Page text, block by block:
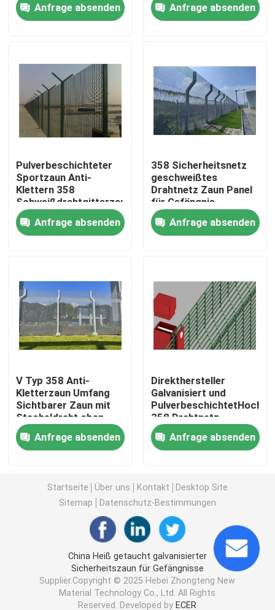
Produkte
VR-Show
Über uns
Fabrik-Ausflug
Qualitätskontrolle
Nachrichten
Fechten der geschweißten Masche
Doppeldrahtgeschweißter Zaun
Vorübergehender Sicherheitszaun
Antizaun des aufstiegs-358
Röhrenstahlzaun
Flughafensicherheits-Fechten
Metallkettengliedzaun
Anfrage absenden
Anfrage absenden
Pulverbeschichteter
Sportzaun Anti-
Klettern 358
Schweißdrahtgitterzaun
für Flughafen
Anfrage absenden
358 Sicherheitsnetz
geschweißtes
Drahtnetz Zaun Panel
für Gefängnis
Anfrage absenden
V Typ 358 Anti-
Kletterzaun Umfang
Sichtbarer Zaun mit
Stacheldraht oben
Anfrage absenden
Direkthersteller
Galvanisiert und
358 Drahtnetz
Zaun,2M Hoch V-
Strahl Gefängnisnetz
Anfrage absenden
Startseite Über uns Kontakt
Desktop Site
Sitemap
Datenschutz-Bestimmungen
China Heiß getaucht galvanisierter
Sicherheitszaun für Gefängnisse
Supplier.Copyright © 2025 Hebei Zhongteng New
Material Technology Co., Ltd. All Rights
Reserved. Developed by ECER